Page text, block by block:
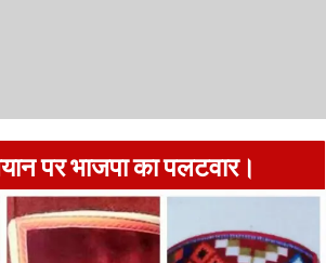
पर भाजपा का पलटवार।